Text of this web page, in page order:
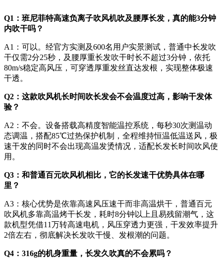
Q1：班尼菲特高速负离子吹风机吹及腰厚长发，真的能3分钟
内吹干吗？
A1：可以。经官方实测及600名用户实景测试，普通中长发吹
干仅需2分25秒，及腰厚重长发吹干时长不超过3分钟，依托
80m/s稳定高风压，可穿透厚重发丝直达发根，实现整体极速
干透。
Q2：这款吹风机长时间吹长发会不会温度过高，影响干发体
验？
A2：不会。设备搭载高精度智能温控系统，每秒30次测温动
态调温，搭配85℃过热保护机制，全程维持恒温低温送风，极
速干发的同时不会出现高温发烫情况，适配长发长时间吹风使
用。
Q3：和普通百元吹风机相比，它的长发速干优势具体在哪
里？
A3：核心优势是依靠高速风压速干而非高温烘干，普通百元
吹风机多靠高温烤干长发，耗时8分钟以上且易残留潮气，这
款机型凭借11万转高速电机，风压穿透力更强，干发效率提升
2倍左右，彻底解决长发吹干慢、发根潮的问题。
Q4：316g的机身重量，长发久吹真的不会累吗？